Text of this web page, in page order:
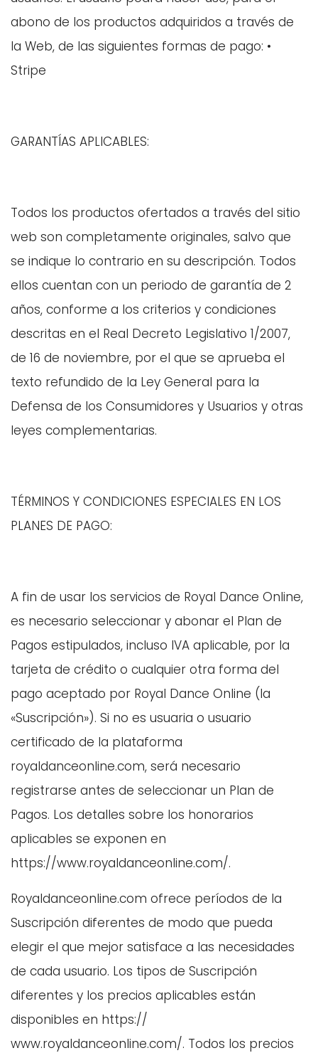
abono de los productos adquiridos a través de
la Web, de las siguientes formas de pago: •
Stripe
GARANTÍAS APLICABLES:
Todos los productos ofertados a través del sitio
web son completamente originales, salvo que
se indique lo contrario en su descripción. Todos
ellos cuentan con un periodo de garantía de 2
años, conforme a los criterios y condiciones
descritas en el Real Decreto Legislativo 1/2007,
de 16 de noviembre, por el que se aprueba el
texto refundido de la Ley General para la
Defensa de los Consumidores y Usuarios y otras
leyes complementarias.
TÉRMINOS Y CONDICIONES ESPECIALES EN LOS
PLANES DE PAGO:
A fin de usar los servicios de Royal Dance Online,
es necesario seleccionar y abonar el Plan de
Pagos estipulados, incluso IVA aplicable, por la
tarjeta de crédito o cualquier otra forma del
pago aceptado por Royal Dance Online (la
«Suscripción»). Si no es usuaria o usuario
certificado de la plataforma
royaldanceonline.com, será necesario
registrarse antes de seleccionar un Plan de
Pagos. Los detalles sobre los honorarios
aplicables se exponen en
https://www.royaldanceonline.com/.
Royaldanceonline.com ofrece períodos de la
Suscripción diferentes de modo que pueda
elegir el que mejor satisface a las necesidades
de cada usuario. Los tipos de Suscripción
diferentes y los precios aplicables están
disponibles en https://
www.royaldanceonline.com/. Todos los precios